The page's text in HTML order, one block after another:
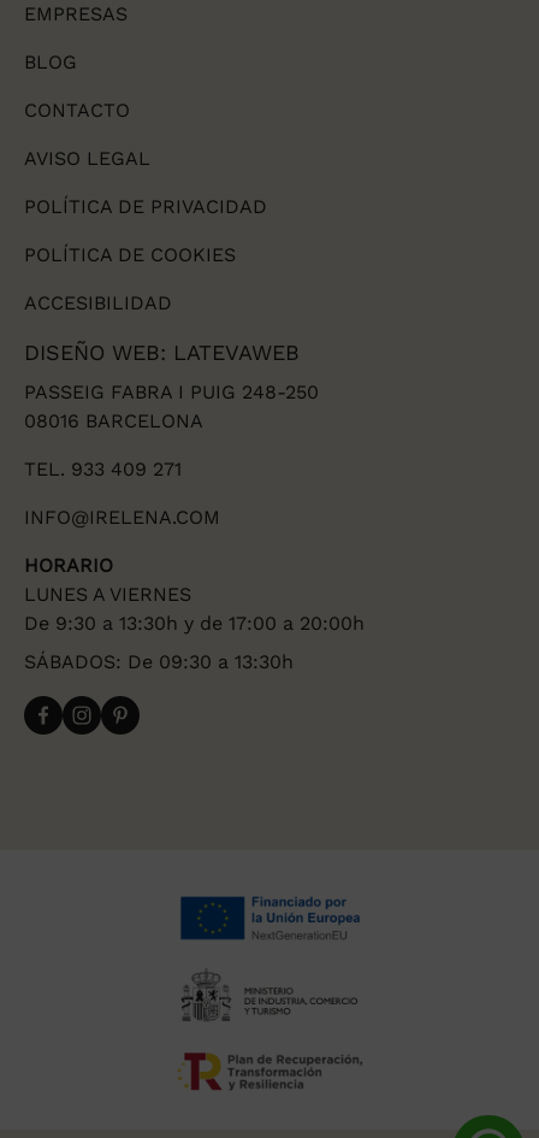
EMPRESAS
BLOG
CONTACTO
AVISO LEGAL
POLÍTICA DE PRIVACIDAD
POLÍTICA DE COOKIES
ACCESIBILIDAD
DISEÑO WEB: LATEVAWEB
PASSEIG FABRA I PUIG 248-250
08016 BARCELONA
TEL. 933 409 271
INFO@IRELENA.COM
HORARIO
LUNES A VIERNES
De 9:30 a 13:30h y de 17:00 a 20:00h
SÁBADOS: De 09:30 a 13:30h